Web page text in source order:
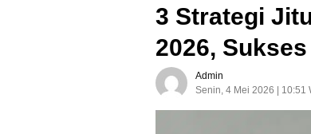
3 Strategi
2026,
Admin
Senin, 4 Mei 2026 | 10:51